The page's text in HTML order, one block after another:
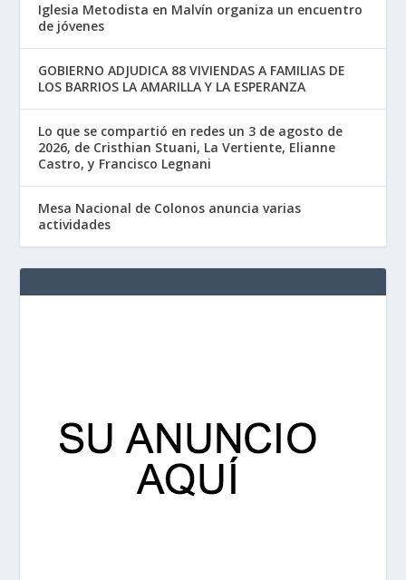
Iglesia Metodista en Malvín organiza un encuentro
de jóvenes
GOBIERNO ADJUDICA 88 VIVIENDAS A FAMILIAS DE
LOS BARRIOS LA AMARILLA Y LA ESPERANZA
Lo que se compartió en redes un 3 de agosto de
2026, de Cristhian Stuani, La Vertiente, Elianne
Castro, y Francisco Legnani
Mesa Nacional de Colonos anuncia varias
actividades